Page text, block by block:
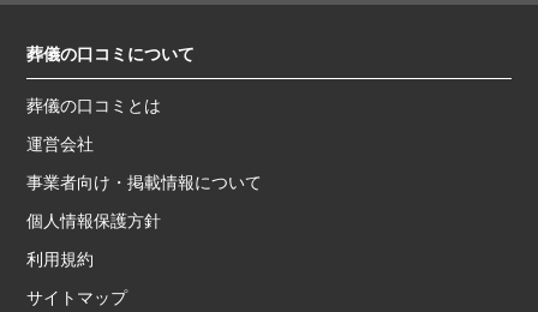
葬儀の口コミについて
葬儀の口コミとは
運営会社
事業者向け・掲載情報について
個人情報保護方針
利用規約
サイトマップ